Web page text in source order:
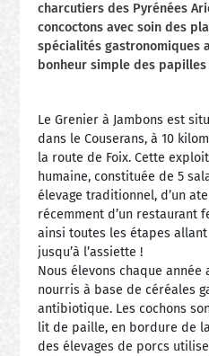
charcutiers des Pyrénées
concoctons avec soin des
spécialités gastronomiques
bonheur simple des papilles
Le Grenier à Jambons est
dans le Couserans, à 10
la route de Foix. Cette
humaine, constituée de 5
élevage traditionnel, d’un
récemment d’un restaurant
ainsi toutes les étapes allant
jusqu’à l’assiette !
Nous élevons chaque année
nourris à base de céréales
antibiotique. Les cochons
lit de paille, en bordure de
des élevages de porcs